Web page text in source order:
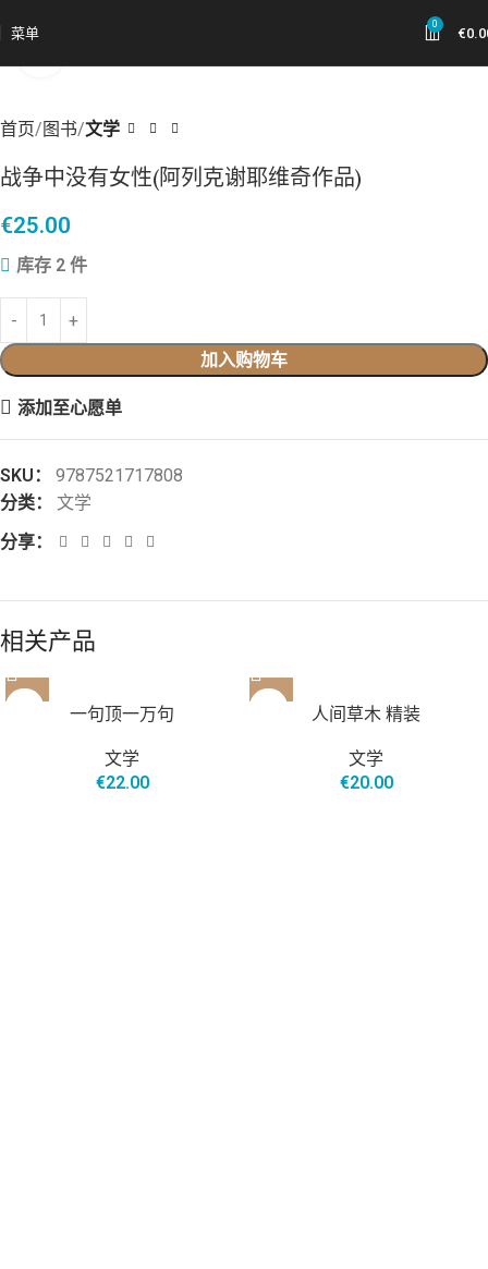
菜单
0
€
首页 图书 文学
战争中没有女性(阿列克谢耶维奇作品)
€25.00
库存 2 件
加入购物车
添加至心愿单
SKU： 9787521717808
分类：
文学
分享：
相关产品
一句顶一万句
文学
€22.00
人间草木 精装
文学
€20.00